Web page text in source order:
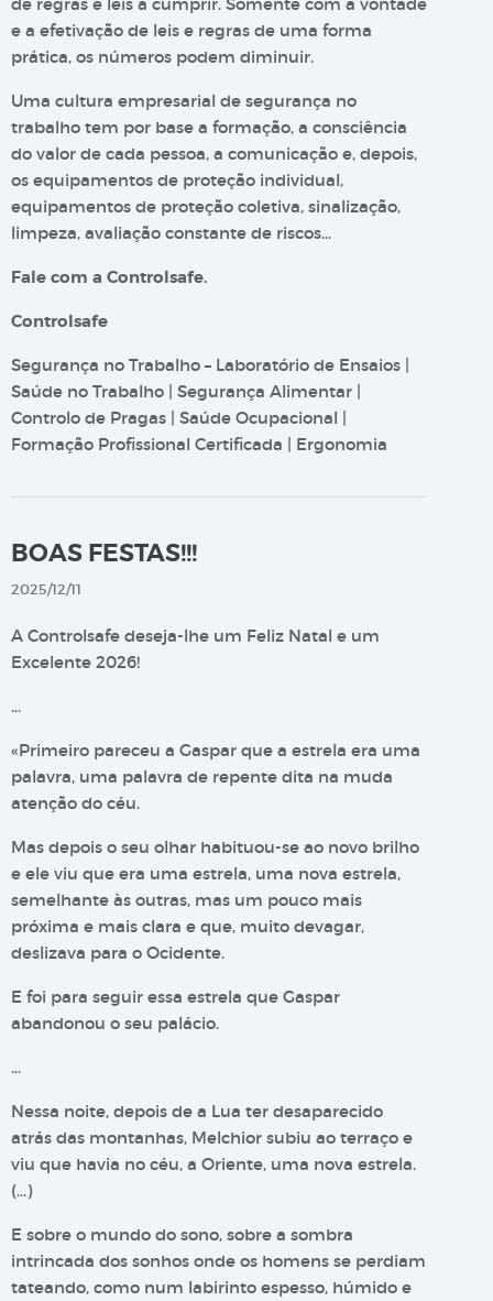
e a efetivação de leis e regras de uma forma
prática, os números podem diminuir.
Uma cultura empresarial de segurança no
trabalho tem por base a formação, a consciência
do valor de cada pessoa, a comunicação e, depois,
os equipamentos de proteção individual,
equipamentos de proteção coletiva, sinalização,
limpeza, avaliação constante de riscos…
Fale com a Controlsafe.
Controlsafe
Segurança no Trabalho – Laboratório de Ensaios |
Saúde no Trabalho | Segurança Alimentar |
Controlo de Pragas | Saúde Ocupacional |
Formação Profissional Certificada | Ergonomia
BOAS FESTAS!!!
2025/12/11
A Controlsafe deseja-lhe um Feliz Natal e um
Excelente 2026!
…
«Primeiro pareceu a Gaspar que a estrela era uma
palavra, uma palavra de repente dita na muda
atenção do céu.
Mas depois o seu olhar habituou-se ao novo brilho
e ele viu que era uma estrela, uma nova estrela,
semelhante às outras, mas um pouco mais
próxima e mais clara e que, muito devagar,
deslizava para o Ocidente.
E foi para seguir essa estrela que Gaspar
abandonou o seu palácio.
…
Nessa noite, depois de a Lua ter desaparecido
atrás das montanhas, Melchior subiu ao terraço e
viu que havia no céu, a Oriente, uma nova estrela.
(…)
E sobre o mundo do sono, sobre a sombra
intrincada dos sonhos onde os homens se perdiam
tateando, como num labirinto espesso, húmido e